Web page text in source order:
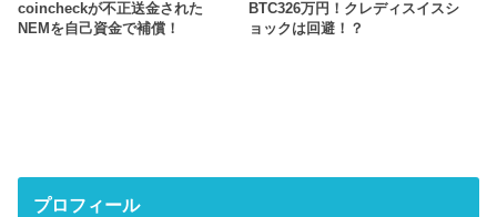
coincheckが不正送金された
NEMを自己資金で補償！
BTC326万円！クレディスイスシ
ョックは回避！？
プロフィール